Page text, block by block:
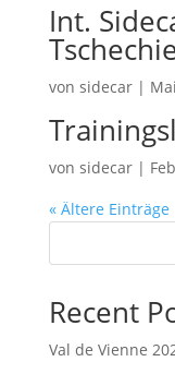
Int.
von sidecar|
von sidecar|
« Ältere Einträge
Recent
Val de Vienne